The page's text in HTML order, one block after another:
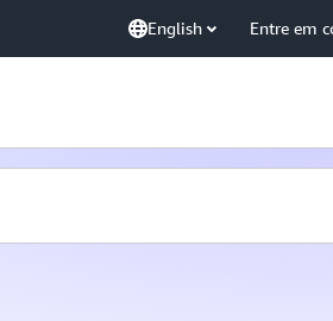
English Entre em